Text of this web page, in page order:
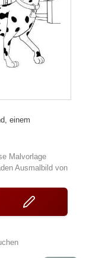
einem
Malvorlage
Ausmalbild von